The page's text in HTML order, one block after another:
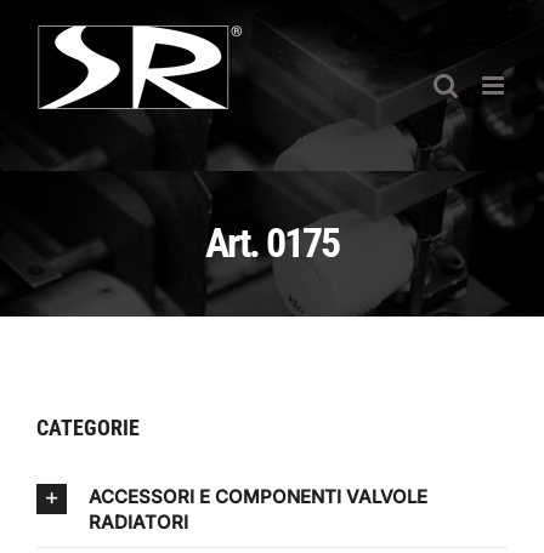
contenuto
Art. 0175
CATEGORIE
ACCESSORI E COMPONENTI VALVOLE
RADIATORI